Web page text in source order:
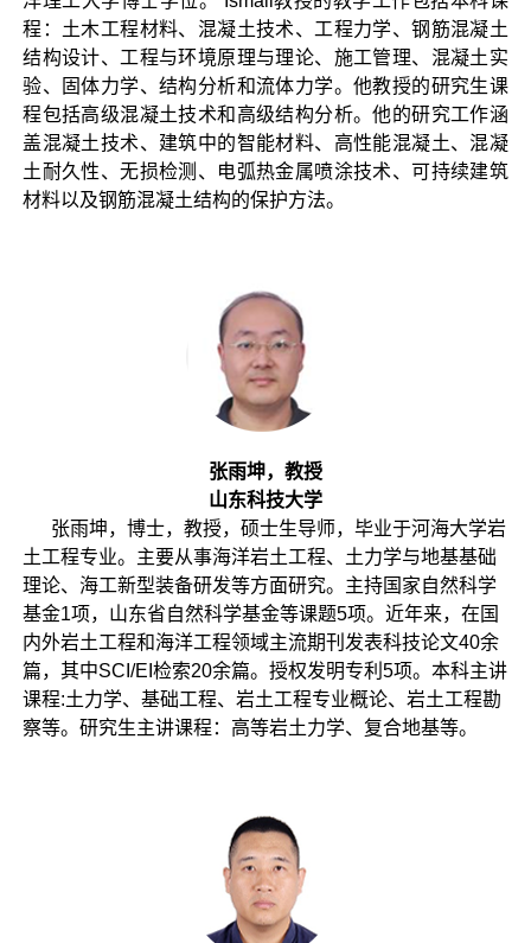
程：土木工程材料、混凝土技术、工程力学、钢筋混凝土
结构设计、工程与环境原理与理论、施工管理、混凝土实
验、固体力学、结构分析和流体力学。他教授的研究生课
程包括高级混凝土技术和高级结构分析。他的研究工作涵
盖混凝土技术、建筑中的智能材料、高性能混凝土、混凝
土耐久性、无损检测、电弧热金属喷涂技术、可持续建筑
材料以及钢筋混凝土结构的保护方法。
张雨坤，教授
山东科技大学
张雨坤，博士，教授，硕士生导师，毕业于河海大学岩
土工程专业。主要从事海洋岩土工程、土力学与地基基础
理论、海工新型装备研发等方面研究。主持国家自然科学
基金1项，山东省自然科学基金等课题5项。近年来，在国
内外岩土工程和海洋工程领域主流期刊发表科技论文40余
篇，其中SCI/EI检索20余篇。授权发明专利5项。本科主讲
课程:土力学、基础工程、岩土工程专业概论、岩土工程勘
察等。研究生主讲课程：高等岩土力学、复合地基等。